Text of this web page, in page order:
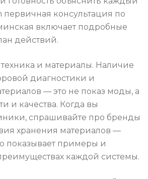
первичная консультация по
включает подробные
действий.
и материалы. Наличие
диагностики и
— это не показ моды, а
и качества. Когда вы
спрашивайте про бренды
хранения материалов —
показывает примеры и
каждой системы.